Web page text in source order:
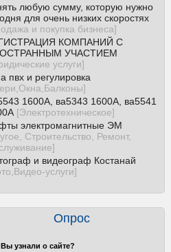
любую сумму, которую нужно
для очень низких скоростях
и покупка бизнеса]
КОМПАНИЙ С
УЧАСТИЕМ
услуги]
пвх и регулировка
]
1600А, ва5343 1600А, ва5541
[Электротехническое]
электромагнитные ЭМ
Строительство, Ремонт,
]
и видеограф Костанай
услуги]
Опрос
узнали о сайте?